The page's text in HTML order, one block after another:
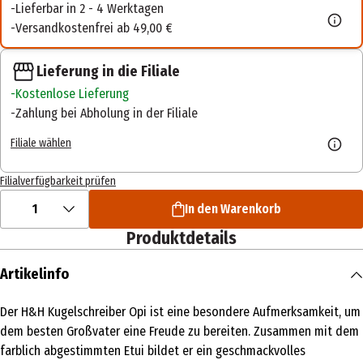
Lieferbar in 2 - 4 Werktagen
Versandkostenfrei ab 49,00 €
Lieferung in die Filiale
Kostenlose Lieferung
Zahlung bei Abholung in der Filiale
Filiale wählen
Filialverfügbarkeit prüfen
1 In den Warenkorb
Produktdetails
Artikelinfo
Der H&H Kugelschreiber Opi ist eine besondere Aufmerksamkeit, um
dem besten Großvater eine Freude zu bereiten. Zusammen mit dem
farblich abgestimmten Etui bildet er ein geschmackvolles